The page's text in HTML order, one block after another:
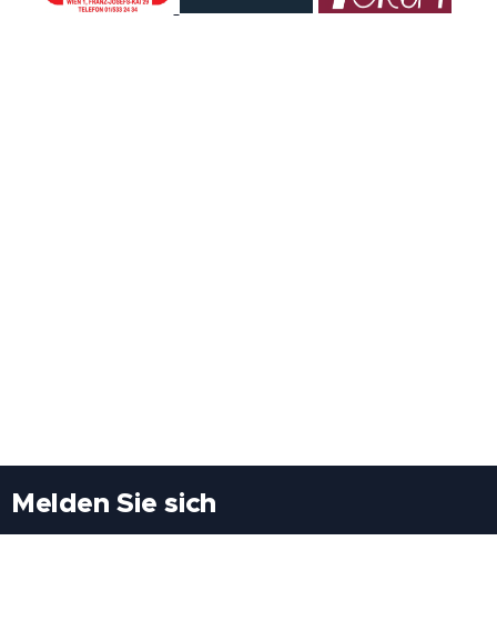
Melden Sie sich